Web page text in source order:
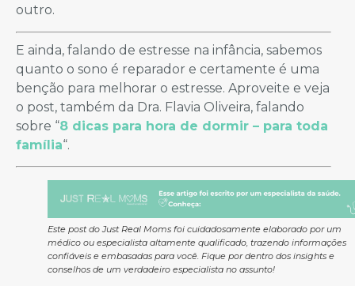
outro.
E ainda, falando de estresse na infância, sabemos
quanto o sono é reparador e certamente é uma
benção para melhorar o estresse. Aproveite e veja
o post, também da Dra. Flavia Oliveira, falando
sobre “8 dicas para hora de dormir – para toda
família“.
Este post do Just Real Moms foi cuidadosamente elaborado por um
médico ou especialista altamente qualificado, trazendo informações
confiáveis e embasadas para você. Fique por dentro dos insights e
conselhos de um verdadeiro especialista no assunto!